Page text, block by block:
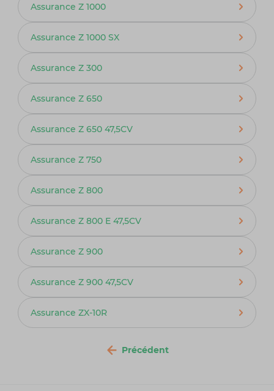
Assurance Z 1000
Assurance Z 1000 SX
Assurance Z 300
Assurance Z 650
Assurance Z 650 47,5CV
Assurance Z 750
Assurance Z 800
Assurance Z 800 E 47,5CV
Assurance Z 900
Assurance Z 900 47,5CV
Assurance ZX-10R
Précédent